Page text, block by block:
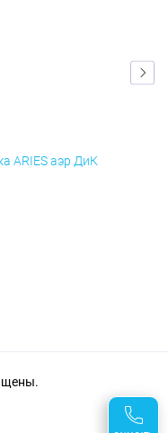
ARIES аэр ДиК